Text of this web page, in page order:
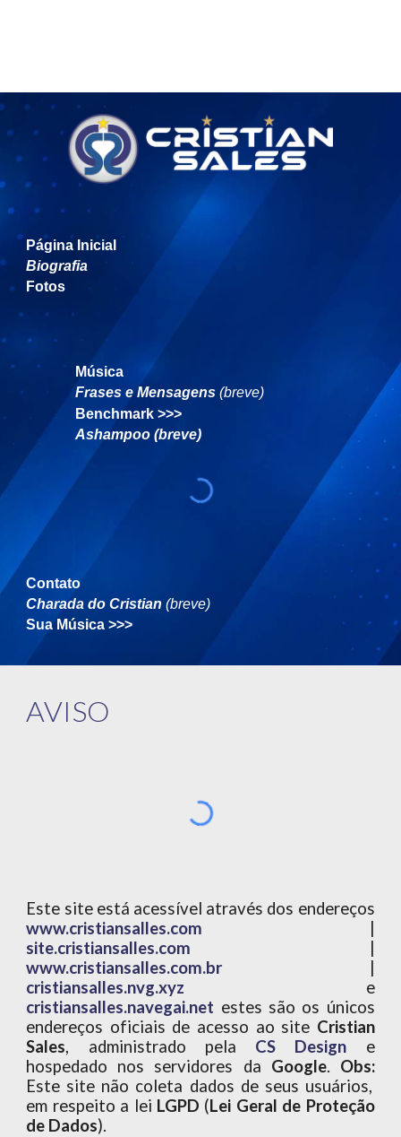
Página Inicial
Biografia
Fotos
Música
Frases e Mensagens (breve)
Benchmark >>>
Ashampoo (breve)
Contato
Charada do Cristian (breve)
Sua Música >>>
AVISO
Este site está acessível através dos endereços
www.cristiansalles.com
site.cristiansalles.com
www.cristiansalles.com.br
cristiansalles.nvg.xyz e
cristiansalles.navegai.net estes são os únicos
endereços oficiais de acesso ao site Cristian
Sales, administrado pela CS Design e
hospedado nos servidores da Google. Obs:
Este site não coleta dados de seus usuários,
em respeito a lei LGPD (Lei Geral de Proteção
de Dados).